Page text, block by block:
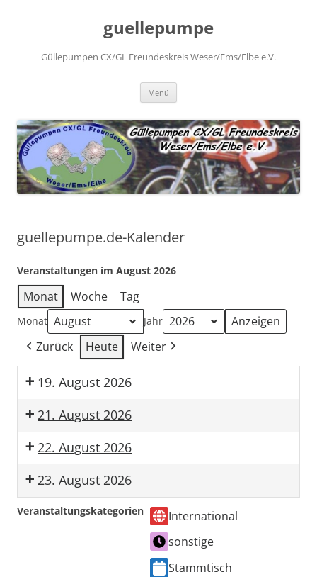
guellepumpe
Güllepumpen CX/GL Freundeskreis Weser/Ems/Elbe e.V.
Menü
guellepumpe.de-Kalender
Veranstaltungen im August 2026
Monat Woche Tag
Monat Jahr
Zurück Heute Weiter
19. August 2026
Stammtisch
Güllepumpen
21. August 2026
CX-
TRAEF
DK
'26
–
22. August 2026
CX-
TRAEF
DK
23. August 2026
CX-
Veranstaltungskategorien
International
sonstige
Stammtisch